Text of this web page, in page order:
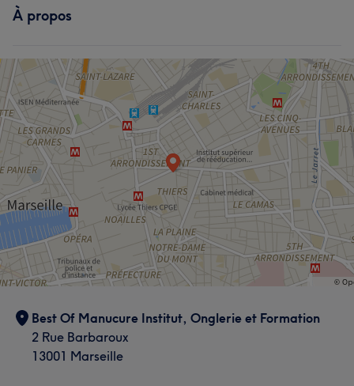
À propos
Best Of Manucure Institut, Onglerie et Formation
2 Rue Barbaroux
13001 Marseille